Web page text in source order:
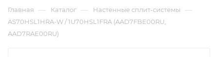
Главная — Каталог — Настенные сплит-системы —
AS70HSL1HRA-W / 1U70HSL1FRA (AAD7FBE00RU,
AAD7RAE00RU)